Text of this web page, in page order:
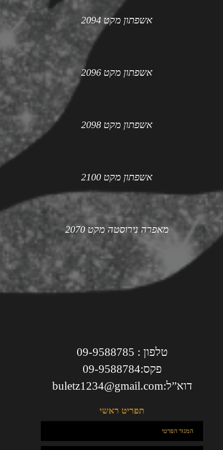
אשפתון מקט 2094
אשפתון מקט 2096
אשפתון מקט 2098
אשפתון מקט 2100
מאפרה נירוסטה מקט 2070
טלפון : 09-9588785
פקס:09-9588784
דוא”ל:buletz1234@gmail.com
תפריט ראשי
המגזר הפרטי